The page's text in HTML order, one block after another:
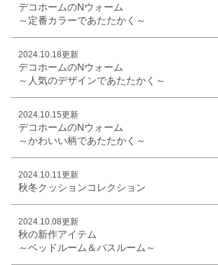
デコホームのNウォーム
～定番カラーであたたかく～
2024.10.18更新
デコホームのNウォーム
～人気のデザインであたたかく～
2024.10.15更新
デコホームのNウォーム
～かわいい柄であたたかく～
2024.10.11更新
秋冬クッションコレクション
2024.10.08更新
秋の新作アイテム
～ベッドルーム＆バスルーム～